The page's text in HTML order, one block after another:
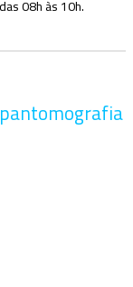
08h às 10h.